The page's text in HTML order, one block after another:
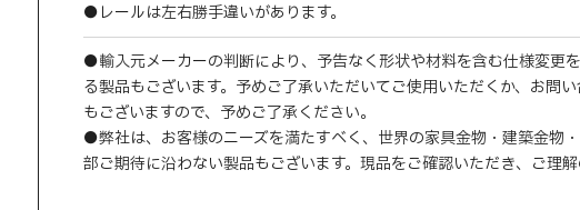
●レールは左右勝手違いがあります。
●輸入元メーカーの判断により、予告なく形状や材料を含む仕様変更
る製品もございます。予めご了承いただいてご使用いただくか、お問
もございますので、予めご了承ください。
●弊社は、お客様のニーズを満たすべく、世界の家具金物・建築金物
部ご期待に沿わない製品もございます。現品をご確認いただき、ご理